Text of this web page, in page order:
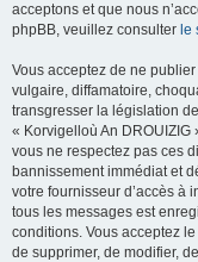
acceptons et que nous
phpBB, veuillez consulter le
Vous acceptez de ne
vulgaire, diffamatoire,
transgresser la législation
« Korvigelloù An
vous ne respectez pas ces
bannissement immédiat et
votre fournisseur d’accès à
tous les messages est
conditions. Vous acceptez
de supprimer, de modifier,